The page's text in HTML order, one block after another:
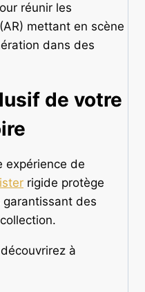
réunir les
mettant en scène
dans des
de votre
expérience de
rigide protège
des
à